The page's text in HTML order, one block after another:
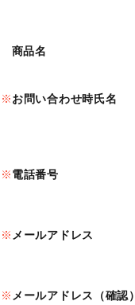
商品名
お問い合わせ時氏名
電話番号
メールアドレス
メールアドレス（確認）